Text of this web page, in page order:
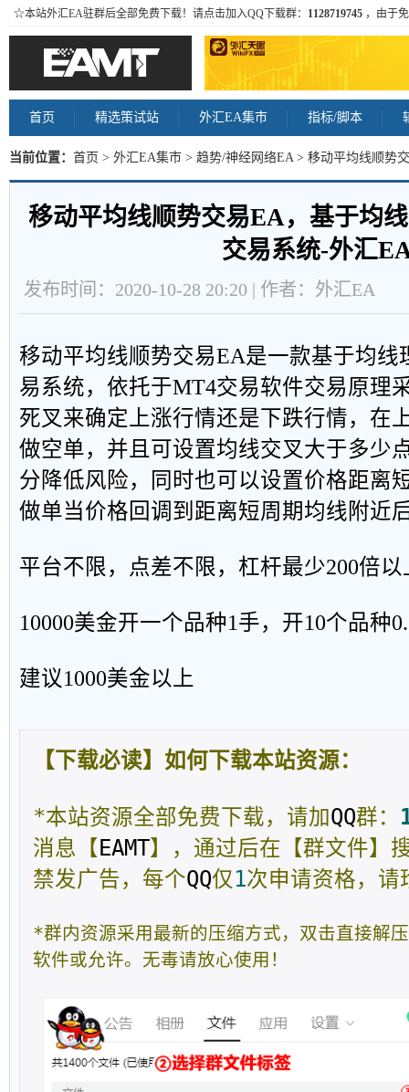
☆本站外汇EA驻群后全部免费下载！请点击加入QQ下载群： 1128719745 ，由于
首页 精选策试站 外汇EA集市 指标/脚本
当前位置： 首页 > 外汇EA集市 > 趋势/神经网络EA> 移动平均线顺势
易系统-外汇EA 内容
移动平均线顺势交易EA，基于均
交易系统-外汇
发布时间：2020-10-28 20:20 | 作者：外汇EA
移动平均线顺势交易EA是一款基于均线
易系统，依托于MT4交易软件交易原理
死叉来确定上涨行情还是下跌行情，在
做空单，并且可设置均线交叉大于多少
分降低风险，同时也可以设置价格距离
做单当价格回调到距离短周期均线附近
平台不限，点差不限，杠杆最少200倍以
10000美金开一个品种1手，开10个品种
建议1000美金以上
【下载必读】如何下载本站资源：
*本站资源全部免费下载，请加QQ群：
消息【 EAMT】，通过后在【群文件】
禁发广告，每个QQ仅1次申请资格，请
*群内资源采用最新的压缩方式，双击直接解
软件或允许。无毒请放心使用！